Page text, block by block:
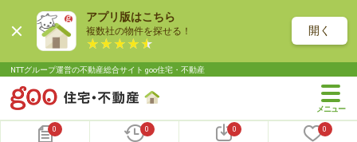
アプリ版はこちら
複数社の物件を探せる！ 開く
NTTグループ運営の不動産総合サイト goo住宅・不動産
0 0 0 0